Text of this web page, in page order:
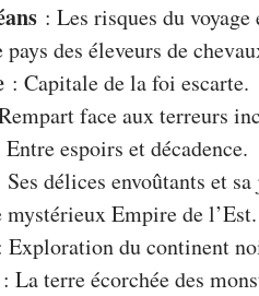
: Les risques du
pays des éleveurs de
: Capitale de la foi escarte.
face aux terreurs
Entre espoirs et décadence.
Ses délices envoûtants et
mystérieux Empire de l’Est.
Exploration du continent
: La terre écorchée des